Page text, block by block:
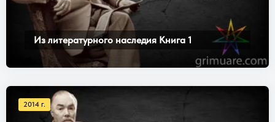
Из литературного наследия Книга 1
2014 г.